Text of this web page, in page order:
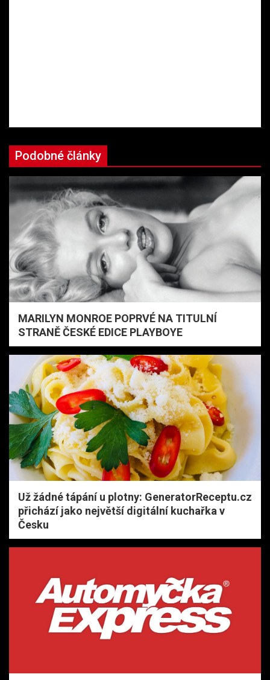
Podobné články
MARILYN MONROE POPRVÉ NA TITULNÍ
STRANĚ ČESKÉ EDICE PLAYBOYE
Už žádné tápání u plotny: GeneratorReceptu.cz
přichází jako největší digitální kuchařka v
Česku